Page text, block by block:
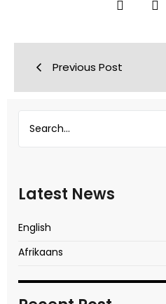
Previous Post
Latest News
English
Afrikaans